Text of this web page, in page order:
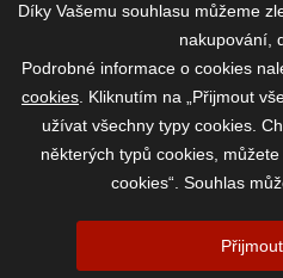
2026 ©www.vase-krmivo.cz- Tomáš
Brno-venkov,
Díky Vašemu souhlasu můžeme
nakupování,
Podrobné informace o cookies
cookies . Kliknutím na „Přijmout
užívat všechny typy cookies.
některých typů cookies,
cookies“. Souhlas